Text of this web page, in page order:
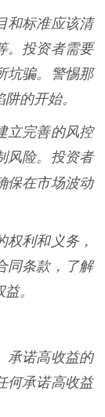
和标准应该清
。投资者需要
坑骗。警惕那
的开始。
立完善的风控
风险。投资者
保在市场波动
利和义务，
同条款，了解
。
承诺高收益的
何承诺高收益